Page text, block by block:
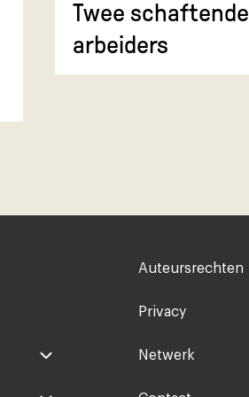
Twee schaftende
arbeiders
Voet
Auteursrechten
Privacy
Netwerk